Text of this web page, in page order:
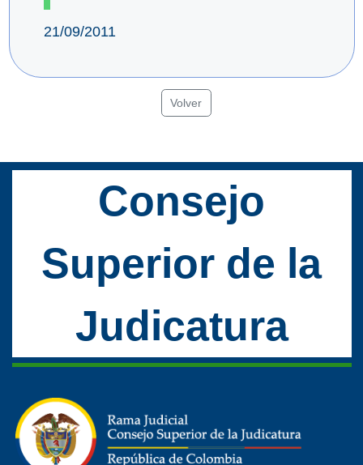
21/09/2011
Volver
Consejo
Superior de la
Judicatura